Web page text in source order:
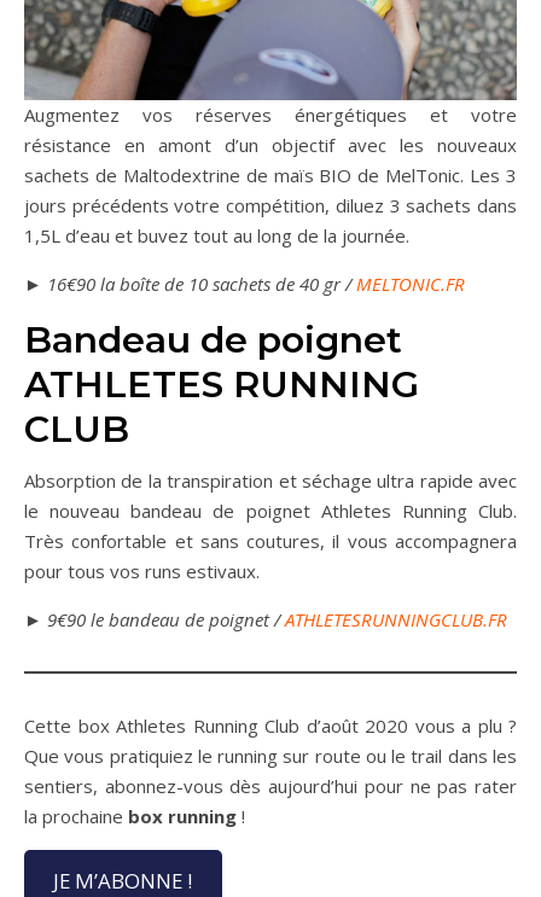
Augmentez vos réserves énergétiques et votre
résistance en amont d’un objectif avec les nouveaux
sachets de Maltodextrine de maïs BIO de MelTonic. Les 3
jours précédents votre compétition, diluez 3 sachets dans
1,5L d’eau et buvez tout au long de la journée.
► 16€90 la boîte de 10 sachets de 40 gr /MELTONIC.FR
Bandeau de poignet
ATHLETES RUNNING
CLUB
Absorption de la transpiration et séchage ultra rapide avec
le nouveau bandeau de poignet Athletes Running Club.
Très confortable et sans coutures, il vous accompagnera
pour tous vos runs estivaux.
► 9€90 le bandeau de poignet /ATHLETESRUNNINGCLUB.FR
Cette box Athletes Running Club d’août 2020 vous a plu ?
Que vous pratiquiez le running sur route ou le trail dans les
sentiers, abonnez-vous dès aujourd’hui pour ne pas rater
la prochaine box running !
JE M’ABONNE !